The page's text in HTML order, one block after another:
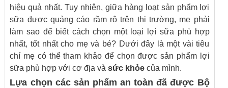
hiệu quả nhất. Tuy nhiên, giữa hàng loạt sản phẩm lợi
sữa được quảng cáo rầm rộ trên thị trường, mẹ phải
làm sao để biết cách chọn một loại lợi sữa phù hợp
nhất, tốt nhất cho mẹ và bé? Dưới đây là một vài tiêu
chí mẹ có thể tham khảo để chọn được sản phẩm lợi
sữa phù hợp với cơ địa vàsức khỏe của mình.
Lựa chọn các sản phẩm an toàn đã được Bộ